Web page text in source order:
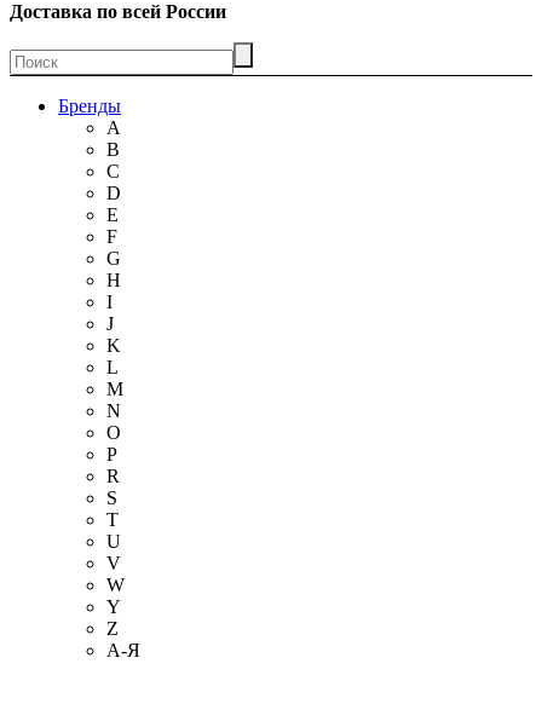
Доставка по всей России
Бренды
A
B
C
D
E
F
G
H
I
J
K
L
M
N
O
P
R
S
T
U
V
W
Y
Z
А-Я